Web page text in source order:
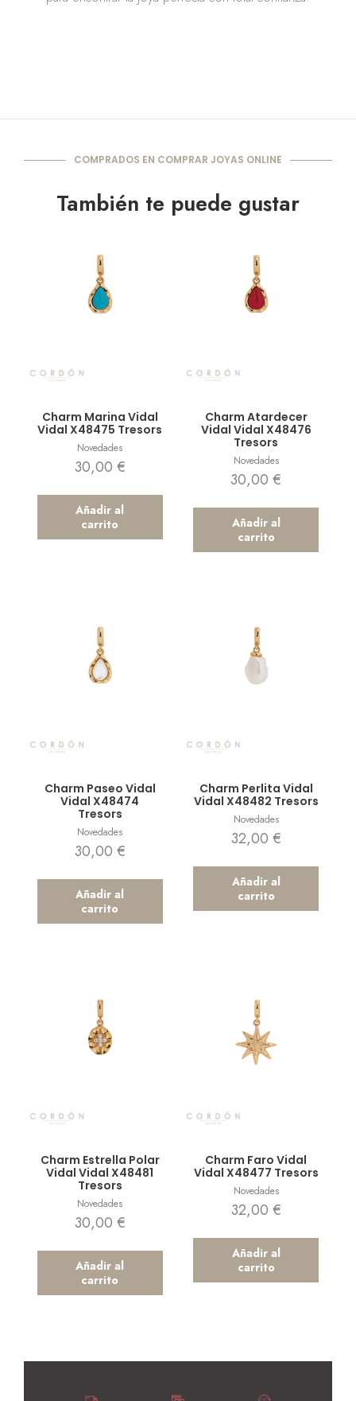
COMPRADOS EN COMPRAR JOYAS ONLINE
También te puede gustar
Charm Marina Vidal
Vidal X48475 Tresors
Novedades
30,00 €
Añadir al
carrito
Charm Atardecer
Vidal Vidal X48476
Tresors
Novedades
30,00€
Añadir al
carrito
Charm Paseo Vidal
Vidal X48474
Tresors
Novedades
30,00 €
Añadir al
carrito
Charm Perlita Vidal
Vidal X48482 Tresors
Novedades
32,00 €
Añadir al
carrito
Charm Estrella Polar
Vidal Vidal X48481
Tresors
Novedades
30,00 €
Añadir al
carrito
Charm Faro Vidal
Vidal X48477 Tresors
Novedades
32,00 €
Añadir al
carrito